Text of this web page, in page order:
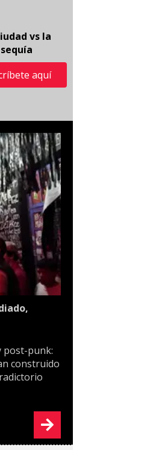
vs la
sequía
aquí
post-punk:
construido